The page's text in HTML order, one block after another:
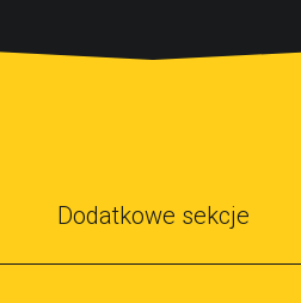
Dodatkowe sekcje